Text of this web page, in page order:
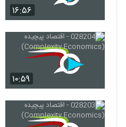
(Nonlinear Systems)
۵۱۳ بازدید
(Nonlinear Systems)
205
(Nonlinear Systems)
۵۶۷ بازدید
۱۶:۵۶
۱۰:۵۹